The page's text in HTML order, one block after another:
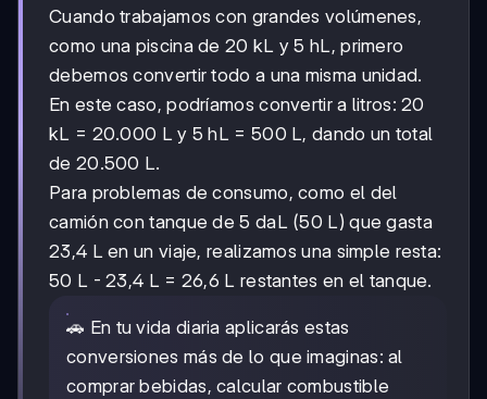
Cuando trabajamos con grandes volúmenes,
como una piscina de 20 kL y 5 hL, primero
debemos convertir todo a una misma unidad.
En este caso, podríamos convertir a litros: 20
kL = 20.000 L y 5 hL = 500 L, dando un total
de 20.500 L.
Para problemas de consumo, como el del
camión con tanque de 5 daL (50 L) que gasta
23,4 L en un viaje, realizamos una simple resta:
50 L - 23,4 L = 26,6 L restantes en el tanque.
🚗 En tu vida diaria aplicarás estas
conversiones más de lo que imaginas: al
comprar bebidas, calcular combustible